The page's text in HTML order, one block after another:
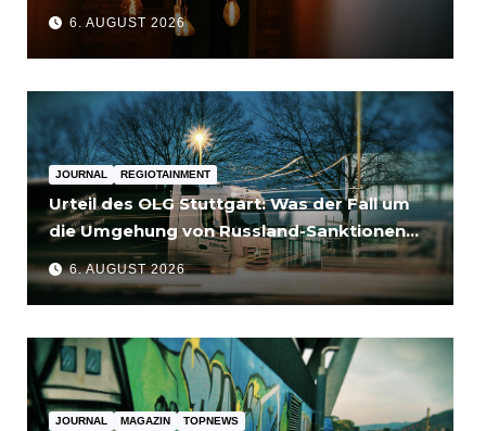
6. AUGUST 2026
JOURNAL REGIOTAINMENT
Urteil des OLG Stuttgart: Was der Fall um
die Umgehung von Russland-Sanktionen
für Unternehmen bedeutet
6. AUGUST 2026
JOURNAL MAGAZIN TOPNEWS